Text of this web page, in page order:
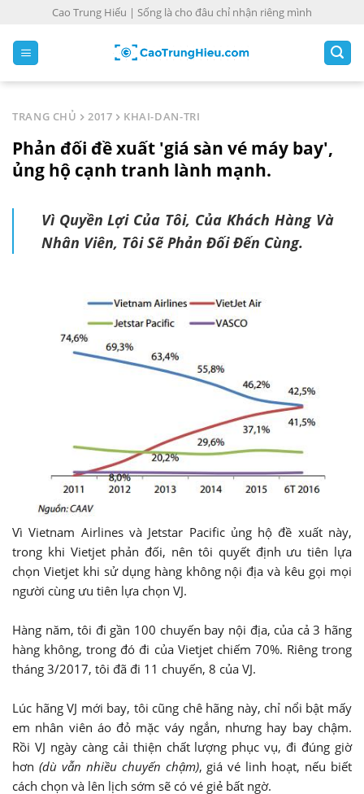
Cao Trung Hiếu | Sống là cho đâu chỉ nhận riêng mình
TRANG CHỦ 2017 KHAI-DAN-TRI
Phản đối đề xuất 'giá sàn vé máy bay',
ủng hộ cạnh tranh lành mạnh.
Vì Quyền Lợi Của Tôi, Của Khách Hàng Và
Nhân Viên, Tôi Sẽ Phản Đối Đến Cùng.
Vì Vietnam Airlines và Jetstar Pacific ủng hộ đề xuất này,
trong khi Vietjet phản đối, nên tôi quyết định ưu tiên lựa
chọn Vietjet khi sử dụng hàng không nội địa và kêu gọi mọi
người cùng ưu tiên lựa chọn VJ.
Hàng năm, tôi đi gần 100 chuyến bay nội địa, của cả 3 hãng
hàng không, trong đó đi của Vietjet chiếm 70%. Riêng trong
tháng 3/2017, tôi đã đi 11 chuyến, 8 của VJ.
Lúc hãng VJ mới bay, tôi cũng chê hãng này, chỉ nổi bật mấy
em nhân viên áo đỏ mặc váy ngắn, nhưng hay bay chậm.
Rồi VJ ngày càng cải thiện chất lượng phục vụ, đi đúng giờ
hơn (dù vẫn nhiều chuyến chậm), giá vé linh hoạt, nếu biết
cách chọn và lên lịch sớm sẽ có vé giẻ bất ngờ.